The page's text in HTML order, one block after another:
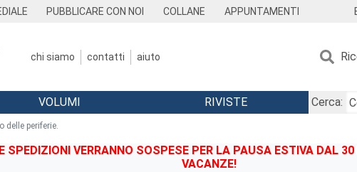
PUBBLICARE CON NOI COLLANE APPUNTAMENTI
chi siamo contatti aiuto
VOLUMI RIVISTE
Cerca:
delle periferie.
SPEDIZIONI VERRANNO SOSPESE PER LA PAUSA ESTIVA DAL
VACANZE!